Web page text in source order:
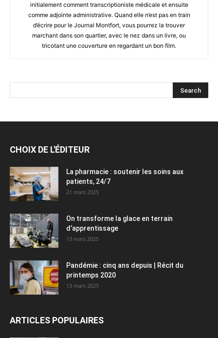
initialement comment transcriptioniste médicale et ensuite
comme adjointe administrative. Quand elle n’est pas en train
d’écrire pour le Journal Montfort, vous pourrez la trouver
marchant dans son quartier, avec le nez dans un livre, ou
tricotant une couverture en regardant un bon film.
CHOIX DE L'ÉDITEUR
La pharmacie : soutenir les soins aux
patients, 24/7
21 mars 2025
On transforme la glace en terrain
d’apprentissage
13 mars 2025
Pandémie : cinq ans depuis | Récit du
printemps 2020
13 mars 2025
ARTICLES POPULAIRES